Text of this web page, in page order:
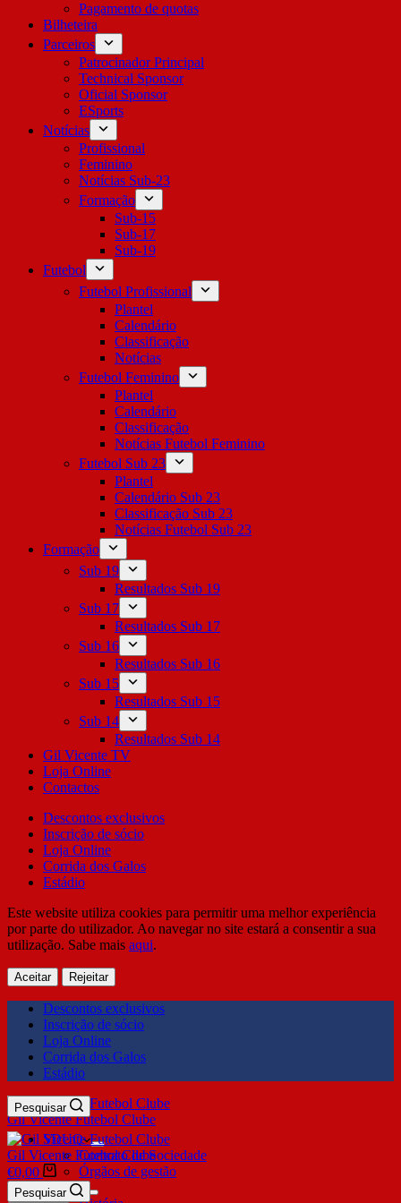
Pagamento de quotas
Bilheteira
Parceiros
Patrocinador Principal
Technical Sponsor
Oficial Sponsor
ESports
Notícias
Profissional
Feminino
Notícias Sub-23
Formação
Sub-15
Sub-17
Sub-19
Futebol
Futebol Profissional
Plantel
Calendário
Classificação
Notícias
Futebol Feminino
Plantel
Calendário
Classificação
Notícias Futebol Feminino
Futebol Sub 23
Plantel
Calendário Sub 23
Classificação Sub 23
Notícias Futebol Sub 23
Formação
Sub 19
Resultados Sub 19
Sub 17
Resultados Sub 17
Sub 16
Resultados Sub 16
Sub 15
Resultados Sub 15
Sub 14
Resultados Sub 14
Gil Vicente TV
Loja Online
Contactos
Descontos exclusivos
Inscrição de sócio
Loja Online
Corrida dos Galos
Estádio
Este website utiliza cookies para permitir uma melhor experiência
por parte do utilizador. Ao navegar no site estará a consentir a sua
utilização. Sabe mais aqui.
Aceitar Rejeitar
Descontos exclusivos
Inscrição de sócio
Loja Online
Corrida dos Galos
Estádio
Gil Vicente Futebol Clube
Pesquisar
SDUQ
Contrato de Sociedade
Órgãos de gestão
Clube
Gil Vicente Futebol Clube
€0,00
Pesquisar